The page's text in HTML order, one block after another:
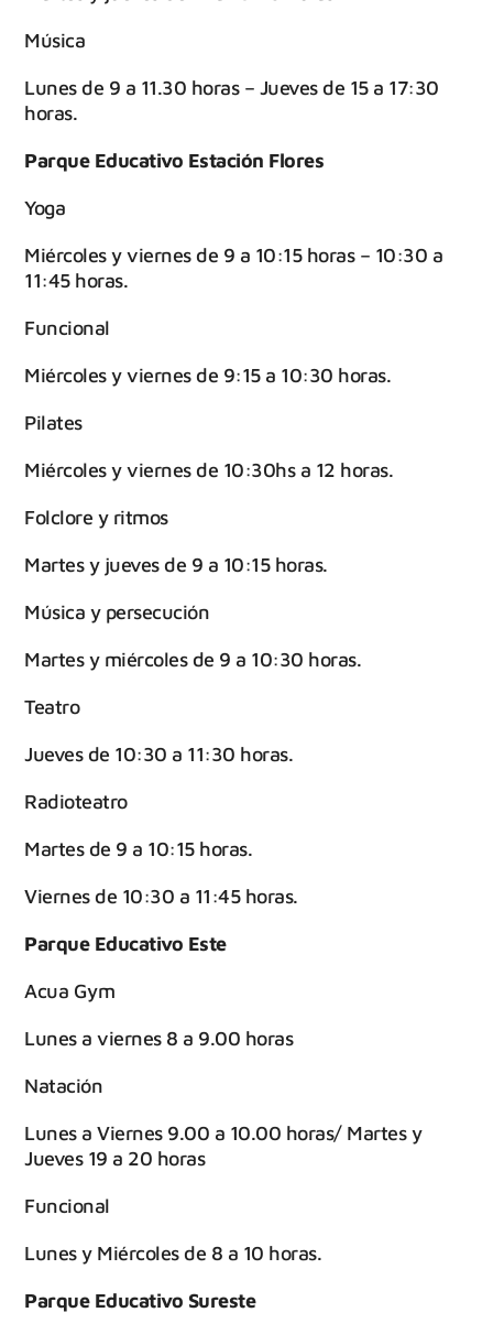
Música
Lunes de 9 a 11.30 horas – Jueves de 15 a 17:30
horas.
Parque Educativo Estación Flores
Yoga
Miércoles y viernes de 9 a 10:15 horas – 10:30 a
11:45 horas.
Funcional
Miércoles y viernes de 9:15 a 10:30 horas.
Pilates
Miércoles y viernes de 10:30hs a 12 horas.
Folclore y ritmos
Martes y jueves de 9 a 10:15 horas.
Música y persecución
Martes y miércoles de 9 a 10:30 horas.
Teatro
Jueves de 10:30 a 11:30 horas.
Radioteatro
Martes de 9 a 10:15 horas.
Viernes de 10:30 a 11:45 horas.
Parque Educativo Este
Acua Gym
Lunes a viernes 8 a 9.00 horas
Natación
Lunes a Viernes 9.00 a 10.00 horas/ Martes y
Jueves 19 a 20 horas
Funcional
Lunes y Miércoles de 8 a 10 horas.
Parque Educativo Sureste